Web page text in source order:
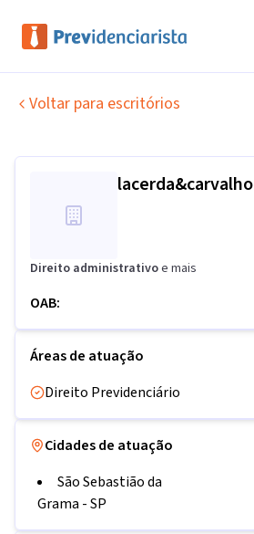
Voltar para escritórios
lacerda&carvalho
Direito administrativoe mais
OAB:
Áreas de atuação
Direito Previdenciário
Cidades de atuação
São Sebastião da
Grama -SP